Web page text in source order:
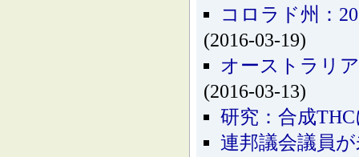
コロラド州：
(2016-03-19)
オーストラリ
(2016-03-13)
研究：合成
連邦議会議員